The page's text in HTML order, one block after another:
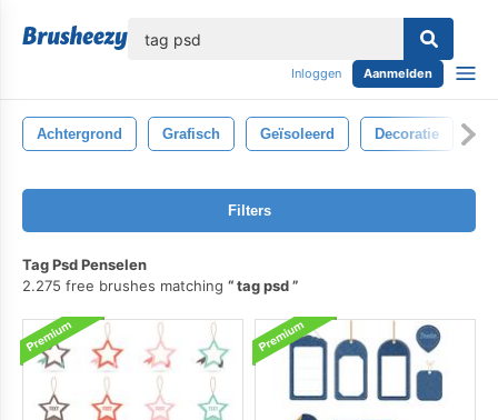
Inloggen Aanmelden
Achtergrond Grafisch Geïsoleerd Decoratie
Filters
Tag Psd Penselen
2.275 free brushes matching
tag psd